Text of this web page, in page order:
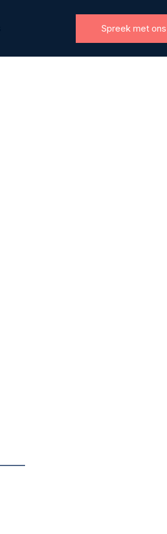
Spreek met ons